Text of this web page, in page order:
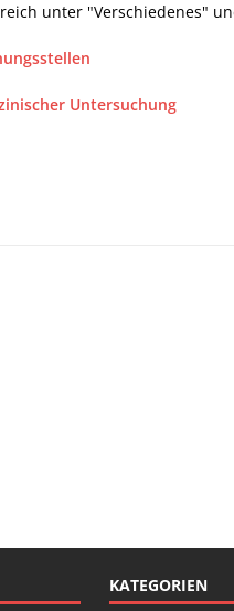
unter "Verschiedenes"
Untersuchung
KATEGORIEN